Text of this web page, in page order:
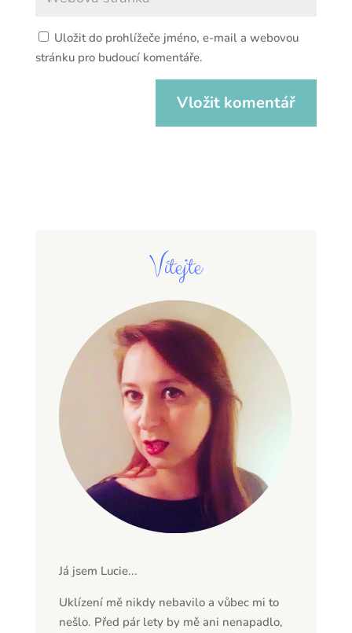
Uložit do prohlížeče jméno, e-mail a webovou
stránku pro budoucí komentáře.
Vítejte
Já jsem Lucie...
Uklízení mě nikdy nebavilo a vůbec mi to
nešlo. Před pár lety by mě ani nenapadlo,